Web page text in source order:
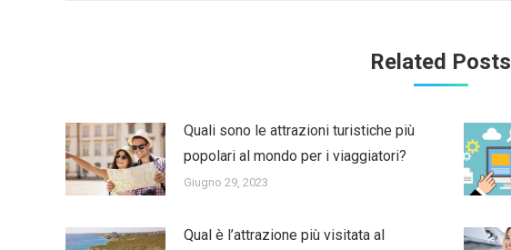
Related Posts
Quali sono le attrazioni turistiche più
popolari al mondo per i viaggiatori?
Giugno 29, 2023
Qual è l’attrazione più visitata al